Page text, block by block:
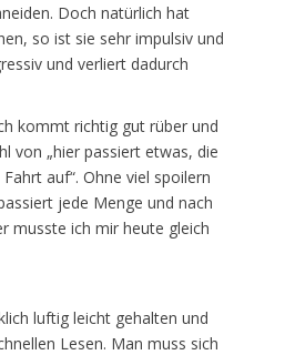
Doch natürlich hat
so ist sie sehr impulsiv und
und verliert dadurch
kommt richtig gut rüber und
von „hier passiert etwas, die
auf“. Ohne viel spoilern
jede Menge und nach
musste ich mir heute gleich
luftig leicht gehalten und
Lesen. Man muss sich